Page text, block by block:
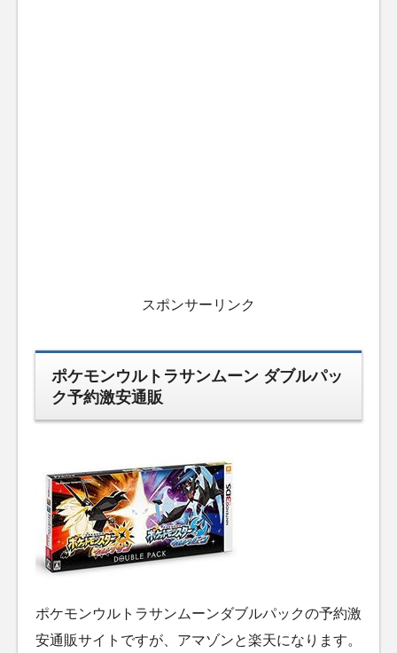
スポンサーリンク
ポケモンウルトラサンムーン ダブルパッ
ク予約激安通販
ポケモンウルトラサンムーンダブルパックの予約激
安通販サイトですが、アマゾンと楽天になります。